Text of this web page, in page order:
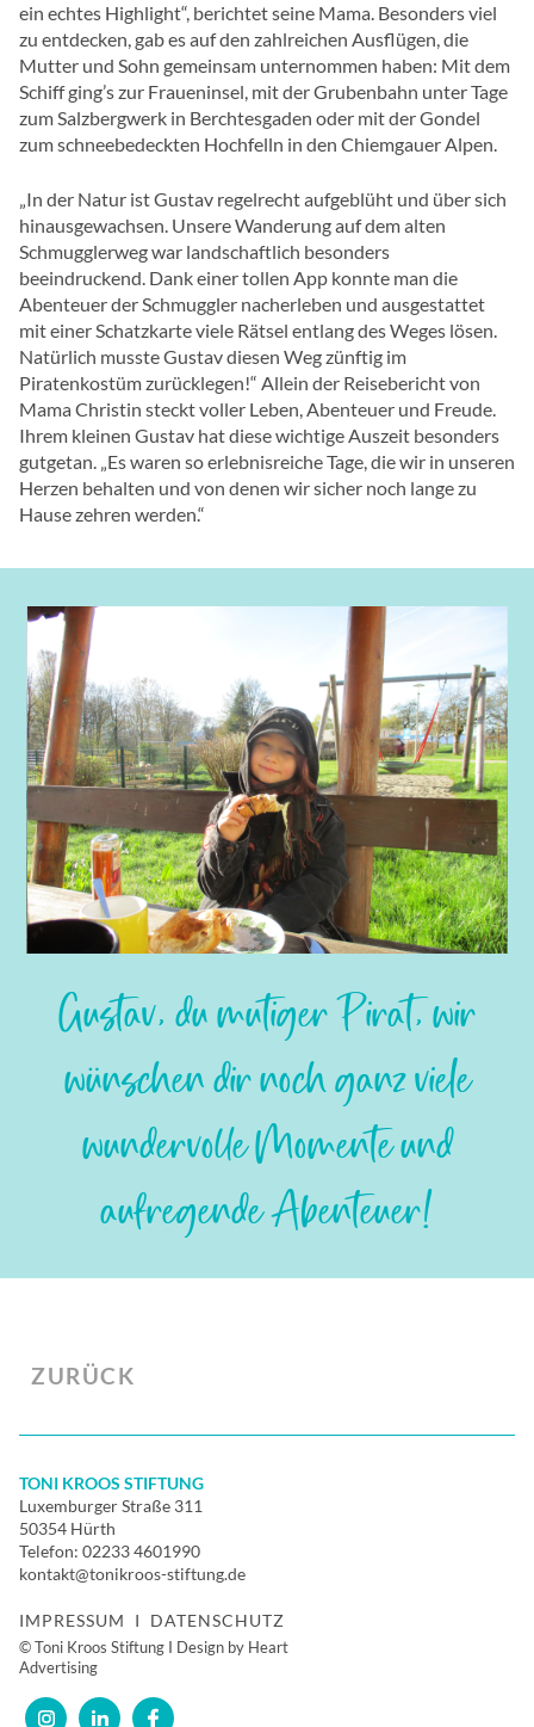
ein echtes Highlight“, berichtet seine Mama. Besonders viel
zu entdecken, gab es auf den zahlreichen Ausflügen, die
Mutter und Sohn gemeinsam unternommen haben: Mit dem
Schiff ging’s zur Fraueninsel, mit der Grubenbahn unter Tage
zum Salzbergwerk in Berchtesgaden oder mit der Gondel
zum schneebedeckten Hochfelln in den Chiemgauer Alpen.
„In der Natur ist Gustav regelrecht aufgeblüht und über sich
hinausgewachsen. Unsere Wanderung auf dem alten
Schmugglerweg war landschaftlich besonders
beeindruckend. Dank einer tollen App konnte man die
Abenteuer der Schmuggler nacherleben und ausgestattet
mit einer Schatzkarte viele Rätsel entlang des Weges lösen.
Natürlich musste Gustav diesen Weg zünftig im
Piratenkostüm zurücklegen!“ Allein der Reisebericht von
Mama Christin steckt voller Leben, Abenteuer und Freude.
Ihrem kleinen Gustav hat diese wichtige Auszeit besonders
gutgetan. „Es waren so erlebnisreiche Tage, die wir in unseren
Herzen behalten und von denen wir sicher noch lange zu
Hause zehren werden.“
Gustav, du mutiger Pirat, wir
wünschen dir noch ganz viele
wundervolle Momente und
aufregende Abenteuer!
ZURÜCK
TONI KROOS STIFTUNG
Luxemburger Straße 311
50354 Hürth
Telefon: 02233 4601990
kontakt@tonikroos-stiftung.de
IMPRESSUM I DATENSCHUTZ
© Toni Kroos Stiftung I Design by Heart
Advertising